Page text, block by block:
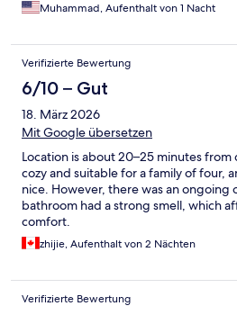
Muhammad, Aufenthalt von 1 Nacht
Verifizierte Bewertung
6/10 – Gut
18. März 2026
Mit Google übersetzen
Location is about 20–25 minutes
cozy and suitable for a family of four,
nice. However, there was an ongoing
bathroom had a strong smell, which
comfort.
zhijie, Aufenthalt von 2 Nächten
Verifizierte Bewertung